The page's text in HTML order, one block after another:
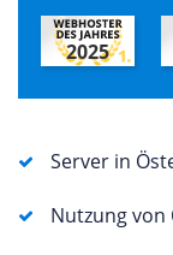
2025
Server in
Nutzung von